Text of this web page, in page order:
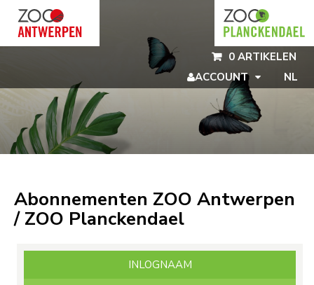
Naar hoofdinhoud
ACCOUNT NL
0 ARTIKELEN
Abonnementen ZOO Antwerpen
/ ZOO Planckendael
INLOGNAAM